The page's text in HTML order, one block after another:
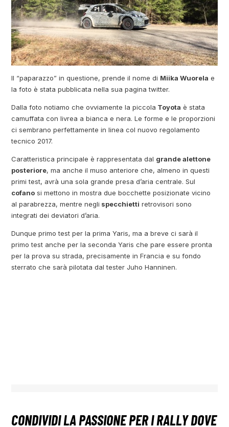
Il “paparazzo” in questione, prende il nome di Miika Wuorela e
la foto è stata pubblicata nella sua pagina twitter.
Dalla foto notiamo che ovviamente la piccola Toyota è stata
camuffata con livrea a bianca e nera. Le forme e le proporzioni
ci sembrano perfettamente in linea col nuovo regolamento
tecnico 2017.
Caratteristica principale è rappresentata dal grande alettone
posteriore, ma anche il muso anteriore che, almeno in questi
primi test, avrà una sola grande presa d’aria centrale. Sul
cofano si mettono in mostra due bocchette posizionate vicino
al parabrezza, mentre negli specchietti retrovisori sono
integrati dei deviatori d’aria.
Dunque primo test per la prima Yaris, ma a breve ci sarà il
primo test anche per la seconda Yaris che pare essere pronta
per la prova su strada, precisamente in Francia e su fondo
sterrato che sarà pilotata dal tester Juho Hanninen.